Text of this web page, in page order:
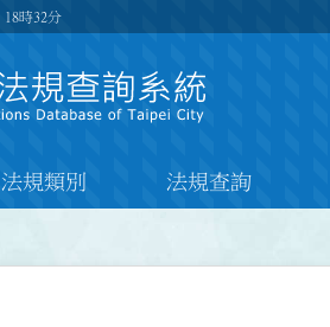
18時32分
法規類別 法規查詢